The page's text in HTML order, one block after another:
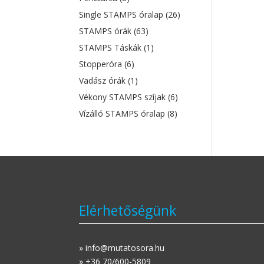
Single STAMPS óralap(26)
STAMPS órák(63)
STAMPS Táskák(1)
Stopperóra(6)
Vadász órák(1)
Vékony STAMPS szíjak(6)
Vízálló STAMPS óralap(8)
Elérhetőségünk
» info@mutatosora.hu
» +36 70/600-5809